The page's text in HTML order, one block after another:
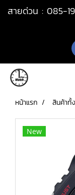
สายด่วน : 085-
หน้าแรก สินค้าทั้
New